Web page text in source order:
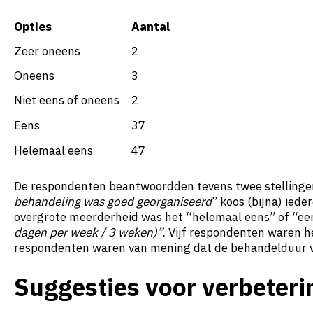
Opties
Aantal
Zeer oneens
2
Oneens
3
Niet eens of oneens
2
Eens
37
Helemaal eens
47
De respondenten beantwoordden tevens twee
behandeling was goed georganiseerd” koos (bijna)
overgrote meerderheid was het “helemaal eens” of
dagen per week / 3 weken)”. Vijf respondenten waren
respondenten waren van mening dat de
Suggesties voor